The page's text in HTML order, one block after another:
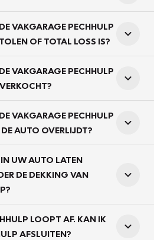
VAKGARAGE PECHHULP
OF TOTAL LOSS IS?
VAKGARAGE PECHHULP
VAKGARAGE PECHHULP
AUTO OVERLIJDT?
UW AUTO LATEN
DE DEKKING VAN
LOOPT AF. KAN IK
AFSLUITEN?